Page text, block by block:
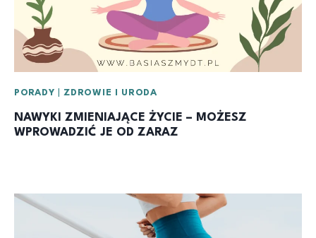
PORADY |ZDROWIE I URODA
NAWYKI ZMIENIAJĄCE ŻYCIE – MOŻESZ
WPROWADZIĆ JE OD ZARAZ